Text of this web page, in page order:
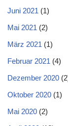
Juni 2021 (1)
Mai 2021 (2)
März 2021 (1)
Februar 2021 (4)
Dezember 2020
Oktober 2020 (1)
Mai 2020 (2)